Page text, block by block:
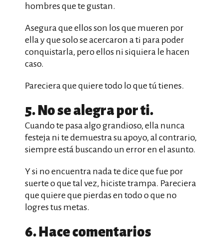
hombres que te gustan.
Asegura que ellos son los que mueren por
ella y que solo se acercaron a ti para poder
conquistarla, pero ellos ni siquiera le hacen
caso.
Pareciera que quiere todo lo que tú tienes.
5. No se alegra por ti.
Cuando te pasa algo grandioso, ella nunca
festeja ni te demuestra su apoyo, al contrario,
siempre está buscando un error en el asunto.
Y si no encuentra nada te dice que fue por
suerte o que tal vez, hiciste trampa. Pareciera
que quiere que pierdas en todo o que no
logres tus metas.
6. Hace comentarios